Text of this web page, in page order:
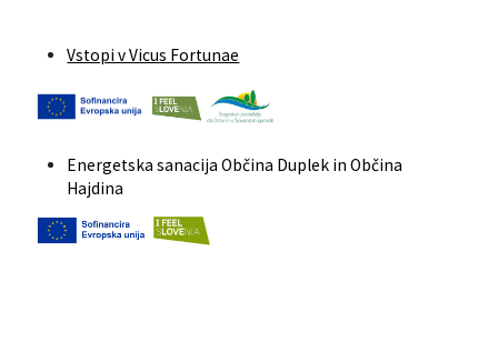
Vstopi v Vicus Fortunae
Energetska sanacija Občina Duplek in Občina
Hajdina